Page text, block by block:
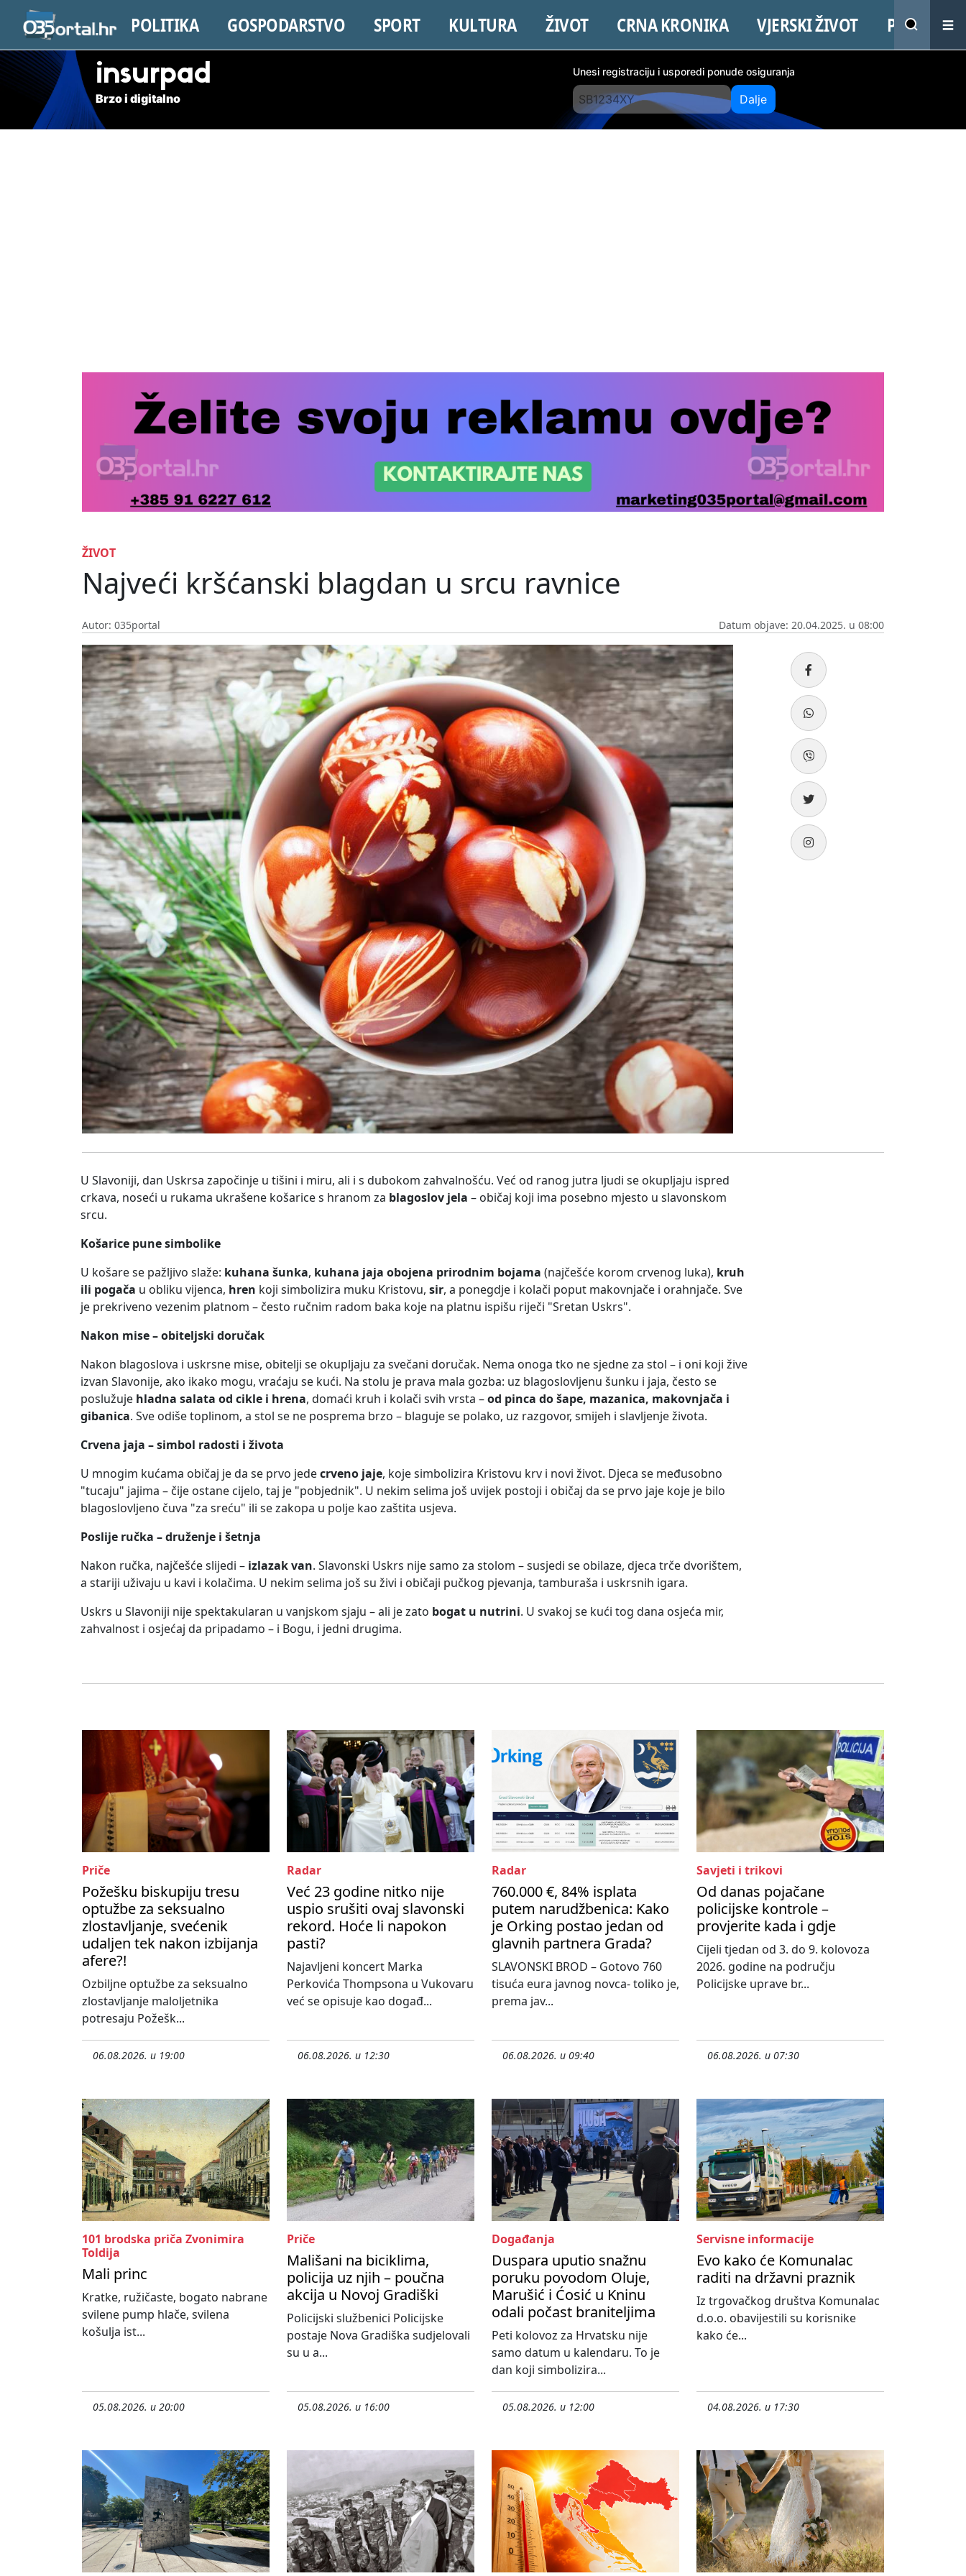
POLITIKA GOSPODARSTVO SPORT KULTURA ŽIVOT CRNA KRONIKA VJERSKI ŽIVOT PROMO
insurpad
Brzo i digitalno
Unesi registraciju i usporedi ponude osiguranja
Dalje
ŽIVOT
Najveći kršćanski blagdan u srcu ravnice
Autor: 035portal Datum objave: 20.04.2025. u 08:00
U Slavoniji, dan Uskrsa započinje u tišini i miru, ali i s dubokom zahvalnošću. Već od ranog jutra ljudi se okupljaju ispred
crkava, noseći u rukama ukrašene košarice s hranom za blagoslov jela – običaj koji ima posebno mjesto u slavonskom
srcu.
Košarice pune simbolike
U košare se pažljivo slaže: kuhana šunka, kuhana jaja obojena prirodnim bojama (najčešće korom crvenog luka), kruh
ili pogača u obliku vijenca, hren koji simbolizira muku Kristovu, sir, a ponegdje i kolači poput makovnjače i orahnjače. Sve
je prekriveno vezenim platnom – često ručnim radom baka koje na platnu ispišu riječi "Sretan Uskrs".
Nakon mise – obiteljski doručak
Nakon blagoslova i uskrsne mise, obitelji se okupljaju za svečani doručak. Nema onoga tko ne sjedne za stol – i oni koji žive
izvan Slavonije, ako ikako mogu, vraćaju se kući. Na stolu je prava mala gozba: uz blagoslovljenu šunku i jaja, često se
poslužuje hladna salata od cikle i hrena, domaći kruh i kolači svih vrsta –od pinca do šape, mazanica, makovnjača i
gibanica. Sve odiše toplinom, a stol se ne posprema brzo – blaguje se polako, uz razgovor, smijeh i slavljenje života.
Crvena jaja – simbol radosti i života
U mnogim kućama običaj je da se prvo jedecrveno jaje, koje simbolizira Kristovu krv i novi život. Djeca se međusobno
"tucaju" jajima – čije ostane cijelo, taj je "pobjednik". U nekim selima još uvijek postoji i običaj da se prvo jaje koje je bilo
blagoslovljeno čuva "za sreću" ili se zakopa u polje kao zaštita usjeva.
Poslije ručka – druženje i šetnja
Nakon ručka, najčešće slijedi – izlazak van. Slavonski Uskrs nije samo za stolom – susjedi se obilaze, djeca trče dvorištem,
a stariji uživaju u kavi i kolačima. U nekim selima još su živi i običaji pučkog pjevanja, tamburaša i uskrsnih igara.
Uskrs u Slavoniji nije spektakularan u vanjskom sjaju – ali je zato bogat u nutrini. U svakoj se kući tog dana osjeća mir,
zahvalnost i osjećaj da pripadamo – i Bogu, i jedni drugima.
Priče
Požešku biskupiju tresu
optužbe za seksualno
zlostavljanje, svećenik
udaljen tek nakon izbijanja
afere?!
Ozbiljne optužbe za seksualno
zlostavljanje maloljetnika
potresaju Požešk...
06.08.2026. u 19:00
Radar
Već 23 godine nitko nije
uspio srušiti ovaj slavonski
rekord. Hoće li napokon
pasti?
Najavljeni koncert Marka
Perkovića Thompsona u Vukovaru
već se opisuje kao događ...
06.08.2026. u 12:30
Radar
760.000 €, 84% isplata
putem narudžbenica: Kako
je Orking postao jedan od
glavnih partnera Grada?
SLAVONSKI BROD – Gotovo 760
tisuća eura javnog novca- toliko je,
prema jav...
06.08.2026. u 09:40
Savjeti i trikovi
Od danas pojačane
policijske kontrole –
provjerite kada i gdje
Cijeli tjedan od 3. do 9. kolovoza
2026. godine na području
Policijske uprave br...
06.08.2026. u 07:30
101 brodska priča Zvonimira
Toldija
Mali princ
Kratke, ružičaste, bogato nabrane
svilene pump hlače, svilena
košulja ist...
05.08.2026. u 20:00
Priče
Mališani na biciklima,
policija uz njih – poučna
akcija u Novoj Gradiški
Policijski službenici Policijske
postaje Nova Gradiška sudjelovali
su u a...
05.08.2026. u 16:00
Događanja
Duspara uputio snažnu
poruku povodom Oluje,
Marušić i Ćosić u Kninu
odali počast braniteljima
Peti kolovoz za Hrvatsku nije
samo datum u kalendaru. To je
dan koji simbolizira...
05.08.2026. u 12:00
Servisne informacije
Evo kako će Komunalac
raditi na državni praznik
Iz trgovačkog društva Komunalac
d.o.o. obavijestili su korisnike
kako će...
04.08.2026. u 17:30